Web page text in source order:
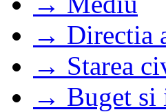
→ Directia
→ Starea
→ Buget si